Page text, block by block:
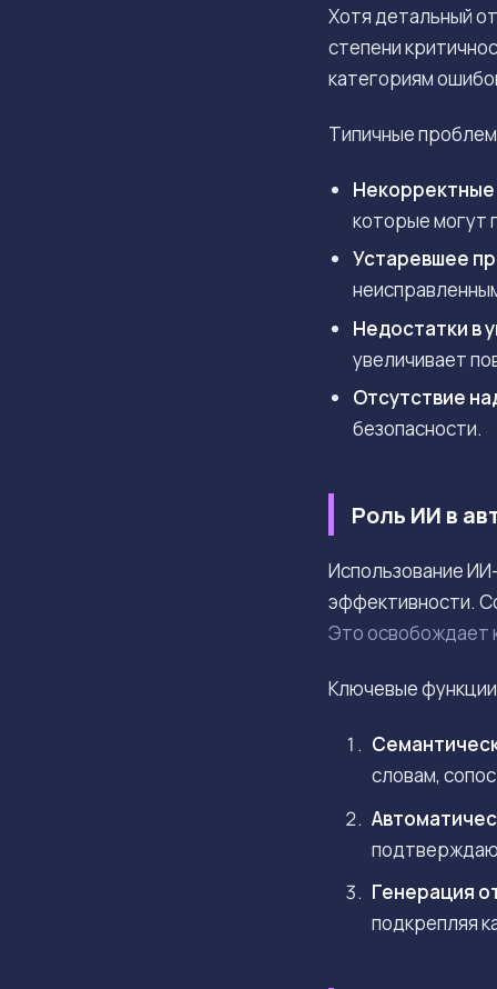
Хотя детальный
степени
категориям
Типичные
которые могут
Устаревшее
Недостатки в
увеличивает
Отсутствие
безопасности.
Роль ИИ в
Использование
эффективности.
Это освобождает
Ключевые
словам,
Генерация
подкрепляя